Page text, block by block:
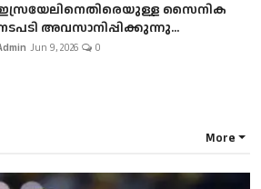
സൈനിക
അവസാനിപ്പിക്കുന്നു...
Jun 9, 2026 0
More